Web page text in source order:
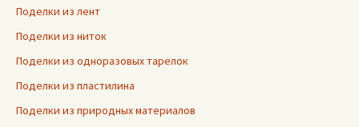
Поделки из лент
Поделки из ниток
Поделки из одноразовых тарелок
Поделки из пластилина
Поделки из природных материалов